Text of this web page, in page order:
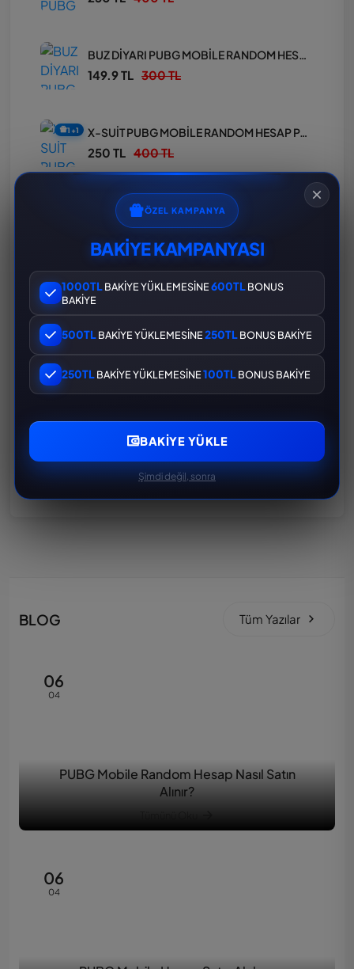
BUZ DİYARI PUBG MOBİLE RANDOM HESAP PAKETİ
149.9 TL 300 TL
1+1 X-SUİT PUBG MOBİLE RANDOM HESAP PAKETİ
250 TL 400 TL
MASKARA PUBG MOBİLE RANDOM HESAP PAKETİ
149.9 TL 300 TL
149.9 TL
İŞGALCİ PUBG RANDOM HESAP PAKETİ
200 TL 300 TL
BLOG Tüm Yazılar
06
04
PUBG Mobile Random Hesap Nasıl Satın
Alınır?
06
04
ÖZEL KAMPANYA
BAKİYE KAMPANYASI
1000TLBAKİYE YÜKLEMESİNE600TLBONUS
BAKİYE
500TLBAKİYE YÜKLEMESİNE250TLBONUS BAKİYE
250TLBAKİYE YÜKLEMESİNE100TLBONUS BAKİYE
BAKIYE YÜKLE
Şimdi değil, sonra